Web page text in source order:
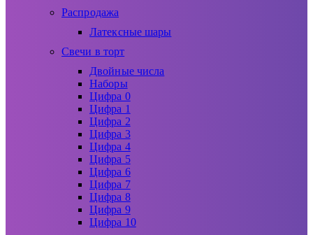
Распродажа
Латексные шары
Свечи в торт
Двойные числа
Наборы
Цифра 0
Цифра 1
Цифра 2
Цифра 3
Цифра 4
Цифра 5
Цифра 6
Цифра 7
Цифра 8
Цифра 9
Цифра 10